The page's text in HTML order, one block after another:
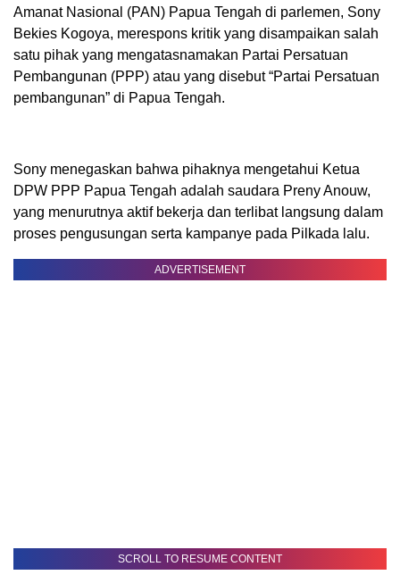
Amanat Nasional (PAN) Papua Tengah di parlemen, Sony
Bekies Kogoya, merespons kritik yang disampaikan salah
satu pihak yang mengatasnamakan Partai Persatuan
Pembangunan (PPP) atau yang disebut “Partai Persatuan
pembangunan” di Papua Tengah.
Sony menegaskan bahwa pihaknya mengetahui Ketua
DPW PPP Papua Tengah adalah saudara Preny Anouw,
yang menurutnya aktif bekerja dan terlibat langsung dalam
proses pengusungan serta kampanye pada Pilkada lalu.
ADVERTISEMENT
SCROLL TO RESUME CONTENT